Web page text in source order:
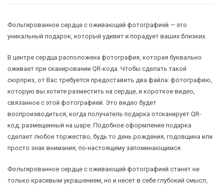
Фольгированное сердце с оживающей фотографией — это
уникальный подарок, который удивит и порадует ваших близких.
В центре сердца расположена фотография, которая буквально
оживает при сканировании QR-кода. Чтобы сделать такой
сюрприз, от Вас требуется предоставить два файла: фотографию,
которую вы хотите разместить на сердце, и короткое видео,
связанное с этой фотографией. Это видео будет
воспроизводиться, когда получатель подарка отсканирует QR-
код, размещенный на шаре. Подобное оформление подарка
сделает любое торжество, будь то день рождения, годовщина или
просто знак внимания, по-настоящему запоминающимся.
Фольгированное сердце с оживающей фотографией станет не
только красивым украшением, но и несет в себе глубокий смысл,